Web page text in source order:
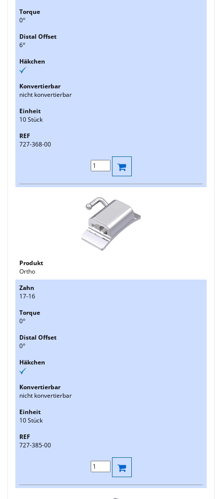
0°
6°
nicht konvertierbar
10 Stück
727-368-00
Ortho
17-16
0°
0°
nicht konvertierbar
10 Stück
727-385-00